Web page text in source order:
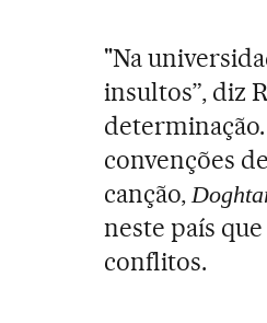
"Na
insultos”, diz
convenções
canção,
neste país
conflitos.